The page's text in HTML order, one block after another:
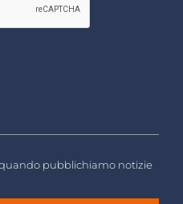
pubblichiamo notizie